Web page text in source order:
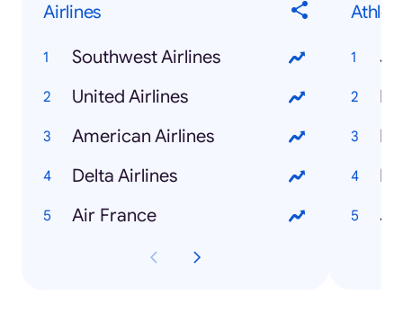
Airlines
Southwest Airlines
United Airlines
American Airlines
Delta Airlines
Air France